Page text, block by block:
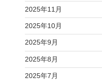
2025年11月
2025年10月
2025年9月
2025年8月
2025年7月